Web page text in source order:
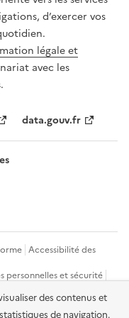
des contenus et
de navigation.
d’exercer vos
légale et
avec les
data.gouv.fr
Accessibilité des
personnelles et sécurité
cookies